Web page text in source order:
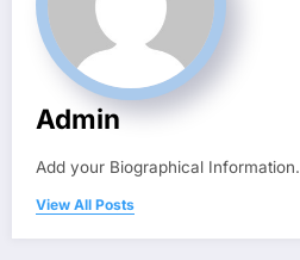
Admin
Add your Biographical Information.
View All Posts